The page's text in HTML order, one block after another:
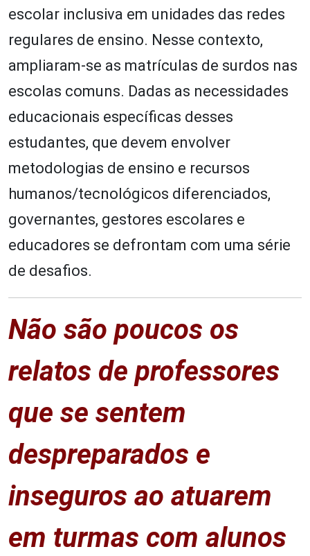
escolar inclusiva em unidades das redes
regulares de ensino. Nesse contexto,
ampliaram-se as matrículas de surdos nas
escolas comuns. Dadas as necessidades
educacionais específicas desses
estudantes, que devem envolver
metodologias de ensino e recursos
humanos/tecnológicos diferenciados,
governantes, gestores escolares e
educadores se defrontam com uma série
de desafios.
Não são poucos os
relatos de professores
que se sentem
despreparados e
inseguros ao atuarem
em turmas com alunos